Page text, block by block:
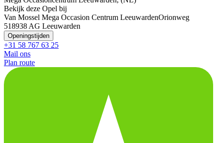
Bekijk deze Opel bij
Van Mossel Mega Occasion Centrum LeeuwardenOrionweg
518938 AG Leeuwarden
Openingstijden
+31 58 767 63 25
Mail ons
Plan route